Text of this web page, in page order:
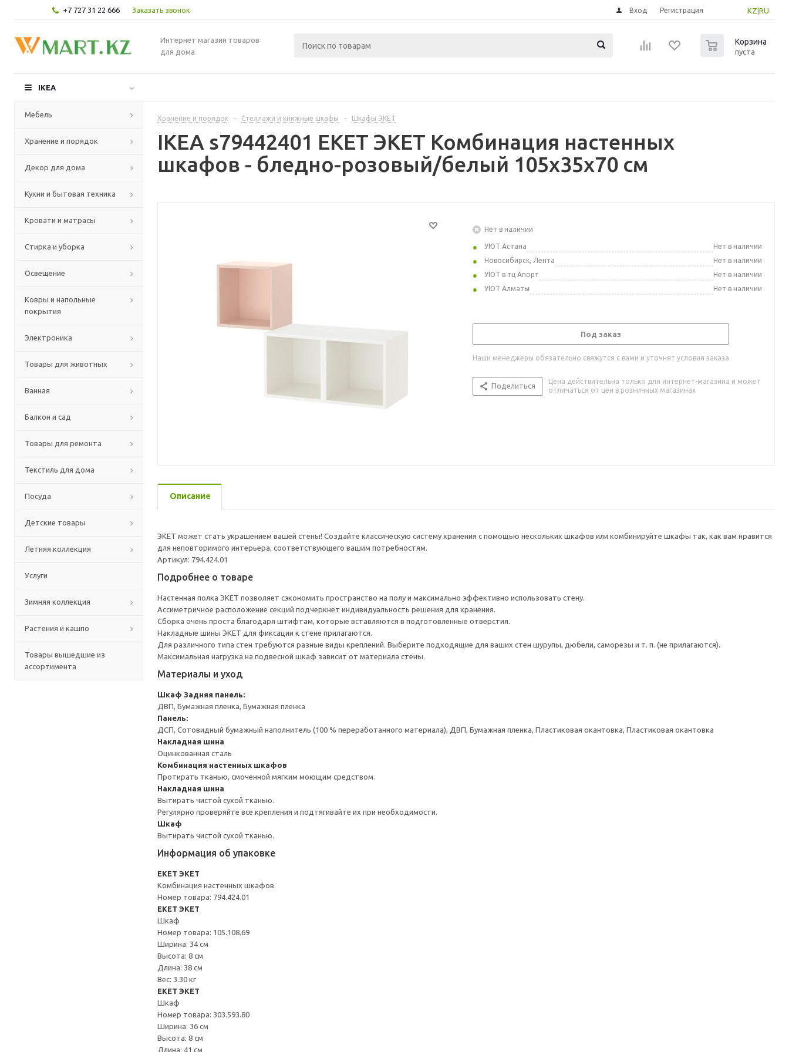
+7 727 31 22 666 Заказать звонок KZ RU
Вход Регистрация
Интернет магазин товаров
для дома
Корзина
пуста
IKEA
Мебель
Хранение и порядок
Декор для дома
Кухни и бытовая техника
Кровати и матрасы
Стирка и уборка
Освещение
Ковры и напольные
покрытия
Электроника
Товары для животных
Ванная
Балкон и сад
Товары для ремонта
Текстиль для дома
Посуда
Детские товары
Летняя коллекция
Услуги
Зимняя коллекция
Растения и кашпо
Товары вышедшие из
ассортимента
Хранение и порядок - Стеллажи и книжные шкафы - Шкафы ЭКЕТ
IKEA s79442401 EKET ЭКЕТ Комбинация настенных
шкафов - бледно-розовый/белый 105x35x70 см
Нет в наличии
УЮТ Астана
Нет в наличии
Новосибирск, Лента
Нет в наличии
УЮТ в тц Апорт
Нет в наличии
УЮТ Алматы
Нет в наличии
Под заказ
Наши менеджеры обязательно свяжутся с вами и уточнят условия заказа
Поделиться
Цена действительна только для интернет-магазина и может
отличаться от цен в розничных магазинах
Описание
ЭКЕТ может стать украшением вашей стены! Создайте классическую систему хранения с помощью нескольких шкафов или комбинируйте шкафы так, как вам нравится
для неповторимого интерьера, соответствующего вашим потребностям.
Артикул: 794.424.01
Подробнее о товаре
Настенная полка ЭКЕТ позволяет сэкономить пространство на полу и максимально эффективно использовать стену.
Ассиметричное расположение секций подчеркнет индивидуальность решения для хранения.
Сборка очень проста благодаря штифтам, которые вставляются в подготовленные отверстия.
Накладные шины ЭКЕТ для фиксации к стене прилагаются.
Для различного типа стен требуются разные виды креплений. Выберите подходящие для ваших стен шурупы, дюбели, саморезы и т. п. (не прилагаются).
Максимальная нагрузка на подвесной шкаф зависит от материала стены.
Материалы и уход
Шкаф Задняя панель:
ДВП, Бумажная пленка, Бумажная пленка
Панель:
ДСП, Сотовидный бумажный наполнитель (100 % переработанного материала), ДВП, Бумажная пленка, Пластиковая окантовка, Пластиковая окантовка
Накладная шина
Оцинкованная сталь
Комбинация настенных шкафов
Протирать тканью, смоченной мягким моющим средством.
Накладная шина
Вытирать чистой сухой тканью.
Регулярно проверяйте все крепления и подтягивайте их при необходимости.
Шкаф
Вытирать чистой сухой тканью.
Информация об упаковке
EKET ЭКЕТ
Комбинация настенных шкафов
Номер товара: 794.424.01
EKET ЭКЕТ
Шкаф
Номер товара: 105.108.69
Ширина: 34 см
Высота: 8 см
Длина: 38 см
Вес: 3.30 кг
EKET ЭКЕТ
Шкаф
Номер товара: 303.593.80
Ширина: 36 см
Высота: 8 см
Длина: 41 см